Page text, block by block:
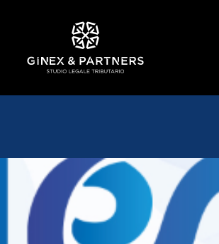
CHI SIAMO
TRIBUTARIO E PENALE TRIBUTARIO
GESTIONE E PROTEZIONE DEL PATRIMONIO
SOCIETARIO E CONTRATTUALISTICA